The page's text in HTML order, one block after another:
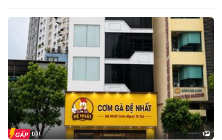
Tin nổi bật 1